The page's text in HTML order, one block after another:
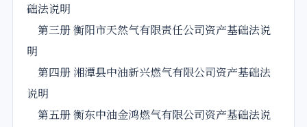
础法说明
第三册 衡阳市天然气有限责任公司资产基础法说
明
第四册 湘潭县中油新兴燃气有限公司资产基础法
说明
第五册 衡东中油金鸿燃气有限公司资产基础法说